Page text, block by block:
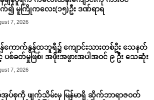
၍ မူကြိုကလေး(၁၅)ဦး ဒဏ်ရာရ
7, 2026
ကောက်နွန်ထဘူရီ၌ ကျောင်းသားတစ်ဦး သေနတ်
င့် ပစ်ခတ်မှုဖြစ်၊ အဖိုးအဖွားအပါအဝင် ၉ ဦး သေဆုံး
7, 2026
အုပ်စုကို ဖျက်သိမ်းမှ မြန်မာရှိ ဆိုက်ဘာရာဇဝတ်